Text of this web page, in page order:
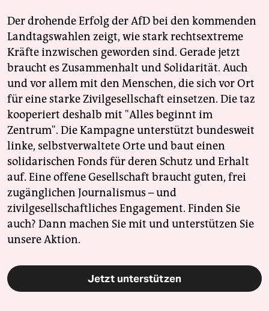
Der drohende Erfolg der AfD bei den kommenden
Landtagswahlen zeigt, wie stark rechtsextreme
Kräfte inzwischen geworden sind. Gerade jetzt
braucht es Zusammenhalt und Solidarität. Auch
und vor allem mit den Menschen, die sich vor Ort
für eine starke Zivilgesellschaft einsetzen. Die taz
kooperiert deshalb mit "Alles beginnt im
Zentrum". Die Kampagne unterstützt bundesweit
linke, selbstverwaltete Orte und baut einen
solidarischen Fonds für deren Schutz und Erhalt
auf. Eine offene Gesellschaft braucht guten, frei
zugänglichen Journalismus – und
zivilgesellschaftliches Engagement. Finden Sie
auch? Dann machen Sie mit und unterstützen Sie
unsere Aktion.
Jetzt unterstützen